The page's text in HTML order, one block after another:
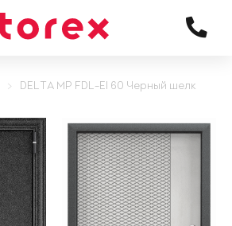
DELTA MP FDL-EI 60 Черный шелк